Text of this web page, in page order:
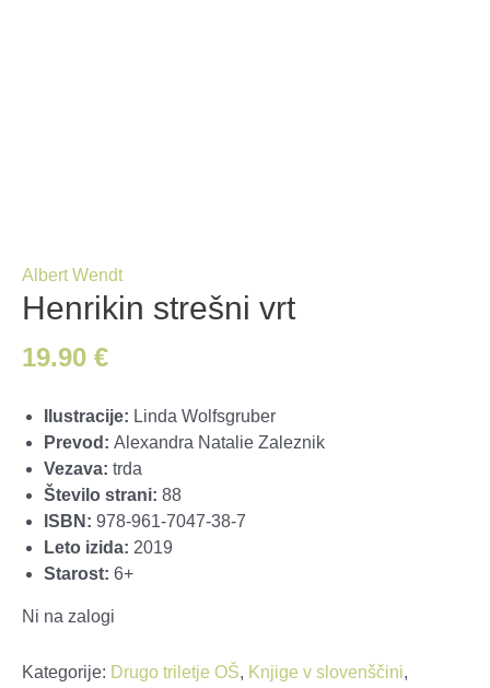
Albert Wendt
Henrikin strešni vrt
19.90 €
Ilustracije: Linda Wolfsgruber
Prevod: Alexandra Natalie Zaleznik
Vezava: trda
Število strani: 88
ISBN: 978-961-7047-38-7
Leto izida: 2019
Starost: 6+
Ni na zalogi
Kategorije: Drugo triletje OŠ, Knjige v slovenščini,